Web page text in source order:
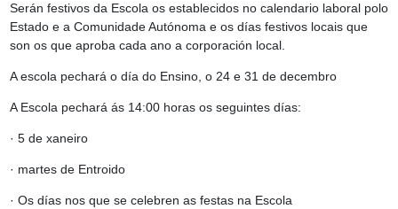
Serán festivos da Escola os establecidos no calendario laboral polo
Estado e a Comunidade Autónoma e os días festivos locais que
son os que aproba cada ano a corporación local.
A escola pechará o día do Ensino, o 24 e 31 de decembro
A Escola pechará ás 14:00 horasos seguintes días:
· 5 de xaneiro
· martes de Entroido
· Os días nos que se celebren as festas na Escola